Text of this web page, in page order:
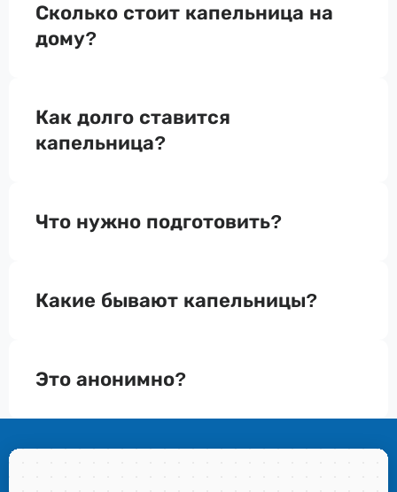
Сколько стоит капельница на
дому?
Как долго ставится
капельница?
Что нужно подготовить?
Какие бывают капельницы?
Это анонимно?